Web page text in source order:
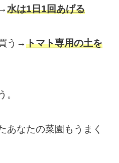
水は1日1回あげる
う→トマト専用の土を
。
あなたの菜園もうまく